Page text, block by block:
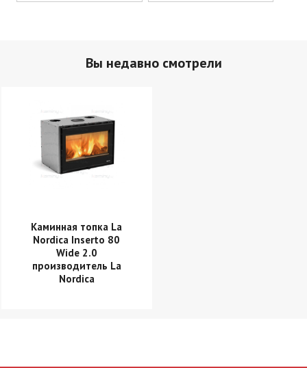
Вы недавно смотрели
Каминная топка La
Nordica Inserto 80
Wide 2.0
производитель La
Nordica